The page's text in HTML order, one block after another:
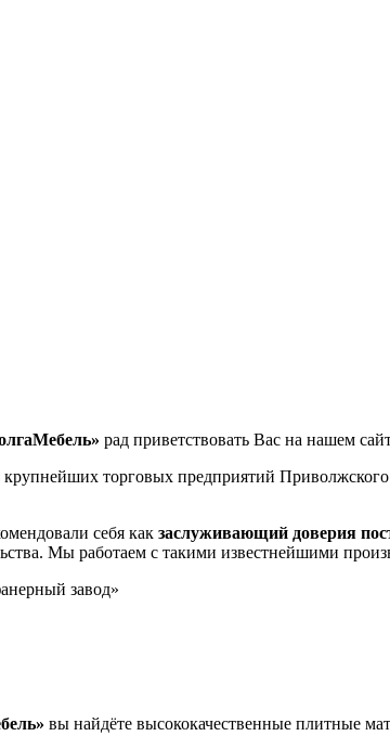
рад приветствовать Вас на нашем
торговых предприятий
себя как заслуживающий доверия
Мы работаем с такими известнейшими
завод»
вы найдёте высококачественные плитные